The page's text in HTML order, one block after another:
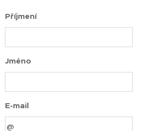
Příjmení
Jméno
E-mail